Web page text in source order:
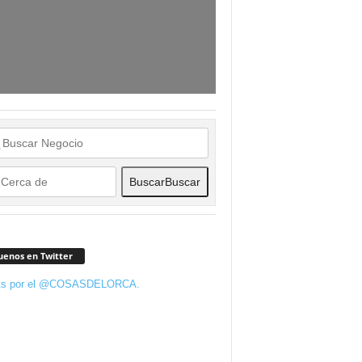
BuscarBuscar
en Twitter
por el @COSASDELORCA.